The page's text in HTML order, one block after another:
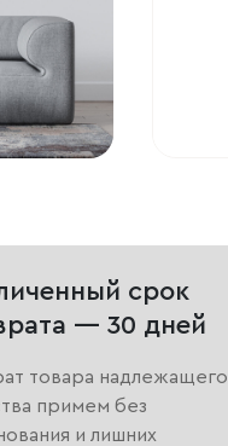
срок
— 30 дней
товара надлежащего
примем без
и лишних